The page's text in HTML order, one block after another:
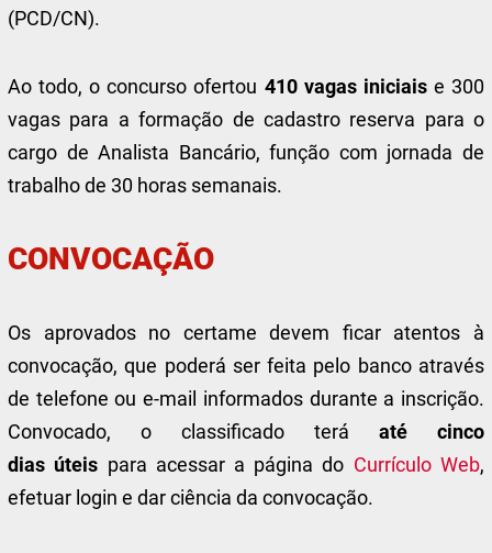
(PCD/CN).
Ao todo, o concurso ofertou 410 vagas iniciaise 300
vagas para a formação de cadastro reserva para o
cargo de Analista Bancário, função com jornada de
trabalho de 30 horas semanais.
CONVOCAÇÃO
Os aprovados no certame devem ficar atentos à
convocação, que poderá ser feita pelo banco através
de telefone ou e-mail informados durante a inscrição.
Convocado, o classificado terá até cinco
dias úteis para acessar a página do Currículo Web,
efetuar login e dar ciência da convocação.